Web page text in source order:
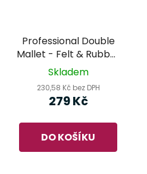
Professional Double
Mallet - Felt & Rubber
Tip, Small (SB-PDM-
Energy
Skladem
230,58 Kč bez DPH
279 Kč
DO KOŠÍKU